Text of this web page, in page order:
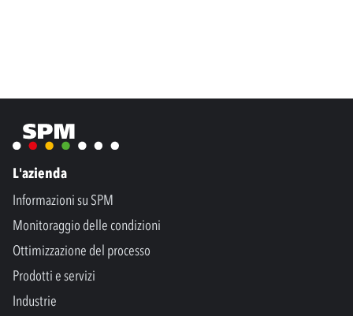
L'azienda
Informazioni su SPM
Monitoraggio delle condizioni
Ottimizzazione del processo
Prodotti e servizi
Industrie